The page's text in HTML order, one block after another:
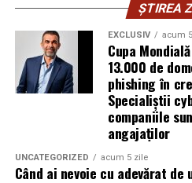
Ștefania Filipeste numerolog
antreprenori care vor să ia
ei cu adevărat. Alege să fie
câștigă credibilitate prin
Mihaela Antocheactivează
Crede că informația corectă
doar atunci când vine de la o
ȘTIREA
EXCLUSIV acum
Cupa
13.000 de
phishing în
Specialiștii
companiile
angajaților
UNCATEGORIZED acum 5 zile
Când ai nevoie cu adevărat de